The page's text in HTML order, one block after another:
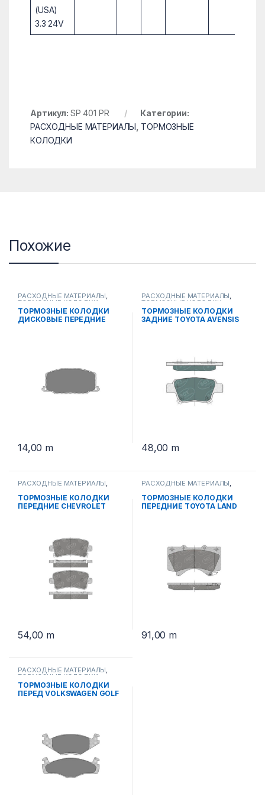
(USA)
3.3 24V
Артикул: SP 401 PR
Категории:
РАСХОДНЫЕ МАТЕРИАЛЫ, ТОРМОЗНЫЕ
КОЛОДКИ
Похожие
РАСХОДНЫЕ МАТЕРИАЛЫ,
ТОРМОЗНЫЕ КОЛОДКИ
ТОРМОЗНЫЕ КОЛОДКИ
ДИСКОВЫЕ ПЕРЕДНИЕ
14,00 m
РАСХОДНЫЕ МАТЕРИАЛЫ,
ТОРМОЗНЫЕ КОЛОДКИ
ТОРМОЗНЫЕ КОЛОДКИ
ЗАДНИЕ TOYOTA AVENSIS
48,00 m
РАСХОДНЫЕ МАТЕРИАЛЫ,
ТОРМОЗНЫЕ КОЛОДКИ
ТОРМОЗНЫЕ КОЛОДКИ
ПЕРЕДНИЕ CHEVROLET
54,00 m
РАСХОДНЫЕ МАТЕРИАЛЫ,
ТОРМОЗНЫЕ КОЛОДКИ
ТОРМОЗНЫЕ КОЛОДКИ
ПЕРЕДНИЕ TOYOTA LAND
91,00 m
РАСХОДНЫЕ МАТЕРИАЛЫ,
ТОРМОЗНЫЕ КОЛОДКИ
ТОРМОЗНЫЕ КОЛОДКИ
ПЕРЕД VOLKSWAGEN GOLF